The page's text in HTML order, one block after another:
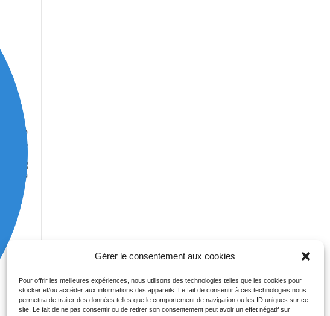
Gérer le consentement aux cookies
Pour offrir les meilleures expériences, nous utilisons des technologies telles que les cookies pour
stocker et/ou accéder aux informations des appareils. Le fait de consentir à ces technologies nous
permettra de traiter des données telles que le comportement de navigation ou les ID uniques sur ce
site. Le fait de ne pas consentir ou de retirer son consentement peut avoir un effet négatif sur